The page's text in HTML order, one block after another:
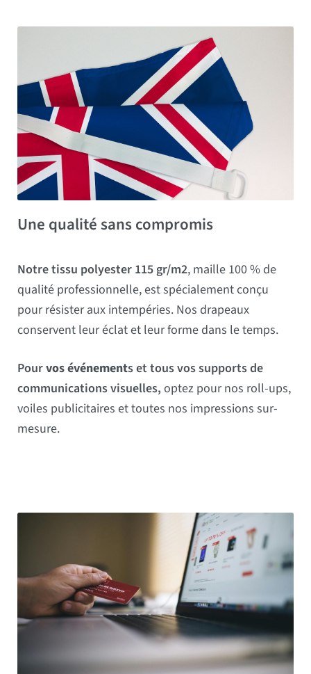
Une qualité sans compromis
Notre tissu polyester 115 gr/m2, maille 100 % de
qualité professionnelle, est spécialement conçu
pour résister aux intempéries. Nos drapeaux
conservent leur éclat et leur forme dans le temps.
Pourvos événements et tous vos supports de
communications visuelles, optez pour nos roll-ups,
voiles publicitaires et toutes nos impressions sur-
mesure.